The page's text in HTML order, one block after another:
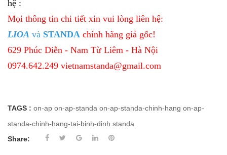
hệ :
Mọi thông tin chi tiết xin vui lòng liên hệ:
LIOA và STANDA chính hãng giá gốc!
629 Phúc Diễn - Nam Từ Liêm - Hà Nội
0974.642.249 vietnamstanda@gmail.com
TAGS : on-ap on-ap-standa on-ap-standa-chinh-hang on-ap-
standa-chinh-hang-tai-binh-dinh standa
Share: